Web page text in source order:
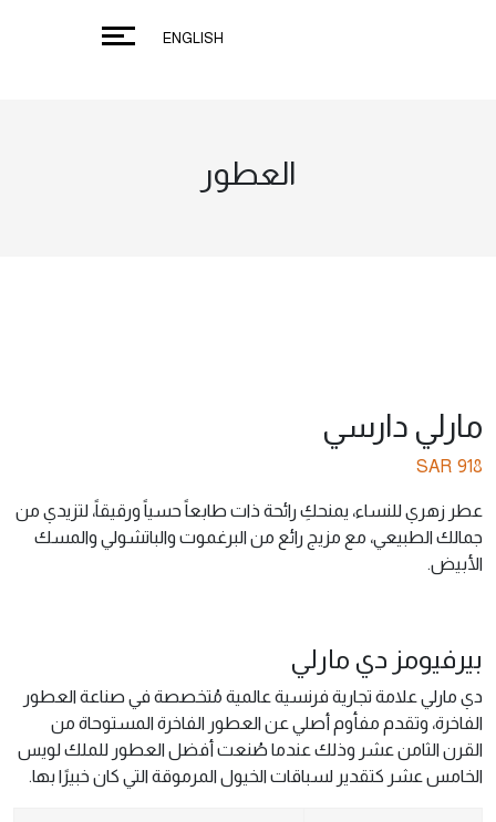
ENGLISH
العطور
مارلي دارسي
SAR 918
عطر زهري للنساء، يمنحكِ رائحة ذات طابعاً حسياً ورقيقاً، لتزيدي من
جمالك الطبيعي، مع مزيج رائع من البرغموت والباتشولي والمسك
الأبيض.
بيرفيومز دي مارلي
دي مارلي علامة تجارية فرنسية عالمية مُتخصصة في صناعة العطور
الفاخرة، وتقدم مفأوم أصلي عن العطور الفاخرة المستوحاة من
القرن الثامن عشر وذلك عندما صُنعت أفضل العطور للملك لويس
الخامس عشر كتقدير لسباقات الخيول المرموقة التي كان خبيرًا بها.